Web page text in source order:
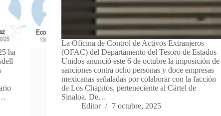
ha
La Oficina de Control de Activos Extranjeros
(OFAC) del Departamento del Tesoro de Estados
Unidos anunció este 6 de octubre la imposición de
sanciones contra ocho personas y doce empresas
mexicanas señaladas por colaborar con la facción
de Los Chapitos, perteneciente al Cártel de
Sinaloa. De…
Editor
7 octubre, 2025